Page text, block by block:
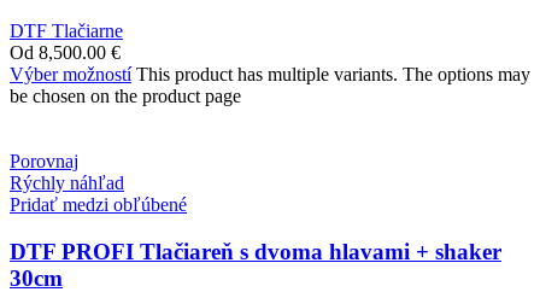
DTF Tlačiarne
Od 8,500.00 €
Výber možnostíThis product has multiple variants. The options may
be chosen on the product page
Porovnaj
Rýchly náhľad
Pridať medzi obľúbené
DTF PROFI Tlačiareň s dvoma hlavami + shaker
30cm